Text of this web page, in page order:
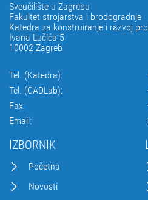
Sveučilište u Zagrebu
Fakultet strojarstva i brodogradnje
Katedra za konstruiranje i razvoj
Ivana Lučića 5
10002 Zagreb
Tel. (Katedra):
Tel. (CADLab):
Fax:
Email:
IZBORNIK
Početna
Novosti